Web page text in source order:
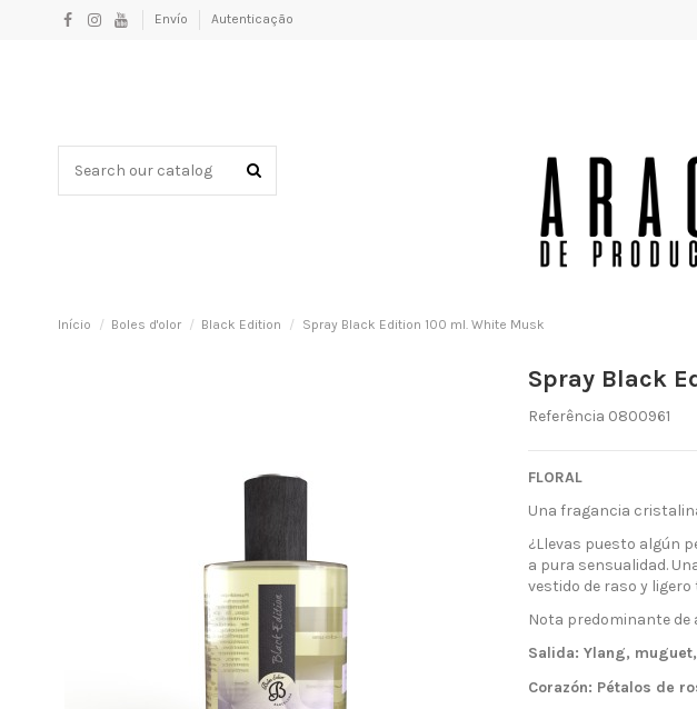
Envío Autenticação
Início Boles d'olor Black Edition Spray Black Edition 100 ml. White Musk
Spray Black
Referência 0800961
FLORAL
Una fragancia
¿Llevas puesto algún
a pura sensualidad.
vestido de raso y
Nota predominante de
Salida: Ylang,
Corazón: Pétalos de